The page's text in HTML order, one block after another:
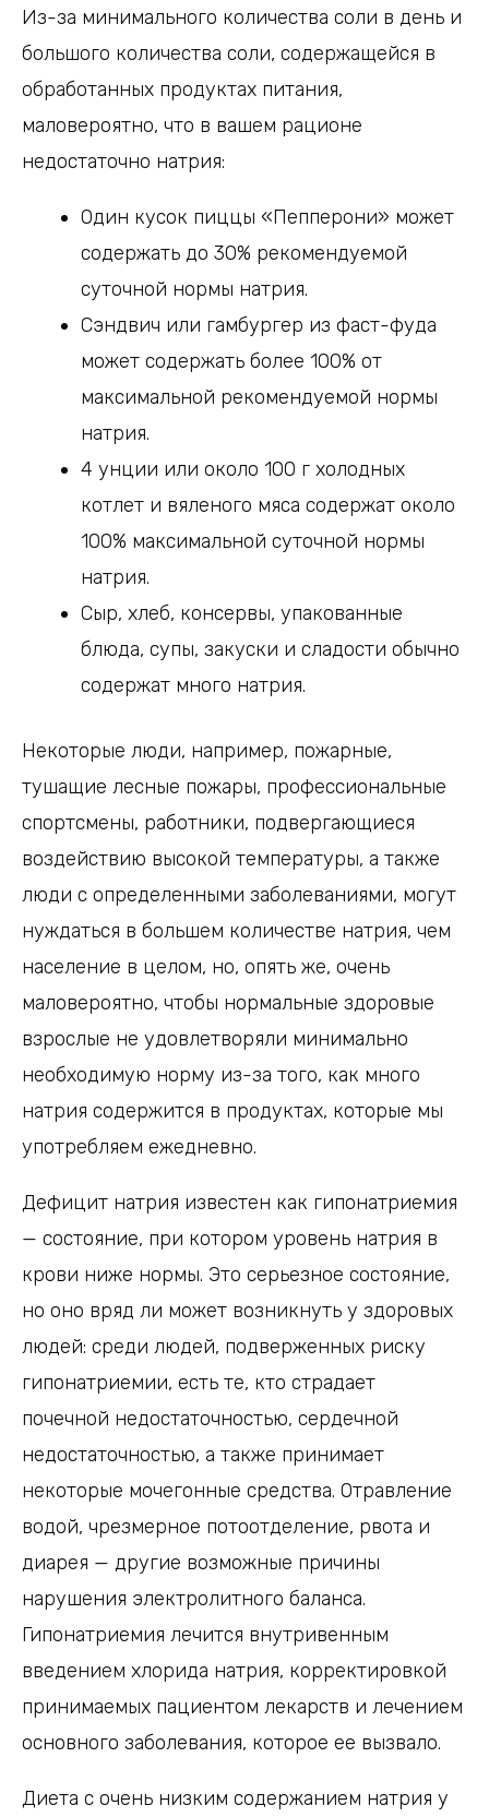
Из-за минимального количества соли в день и
большого количества соли, содержащейся в
обработанных продуктах питания,
маловероятно, что в вашем рационе
недостаточно натрия:
Один кусок пиццы «Пепперони» может
содержать до 30% рекомендуемой
суточной нормы натрия.
Сэндвич или гамбургер из фаст-фуда
может содержать более 100% от
максимальной рекомендуемой нормы
натрия.
4 унции или около 100 г холодных
котлет и вяленого мяса содержат около
100% максимальной суточной нормы
натрия.
Сыр, хлеб, консервы, упакованные
блюда, супы, закуски и сладости обычно
содержат много натрия.
Некоторые люди, например, пожарные,
тушащие лесные пожары, профессиональные
спортсмены, работники, подвергающиеся
воздействию высокой температуры, а также
люди с определенными заболеваниями, могут
нуждаться в большем количестве натрия, чем
население в целом, но, опять же, очень
маловероятно, чтобы нормальные здоровые
взрослые не удовлетворяли минимально
необходимую норму из-за того, как много
натрия содержится в продуктах, которые мы
употребляем ежедневно.
Дефицит натрия известен как гипонатриемия
— состояние, при котором уровень натрия в
крови ниже нормы. Это серьезное состояние,
но оно вряд ли может возникнуть у здоровых
людей: среди людей, подверженных риску
гипонатриемии, есть те, кто страдает
почечной недостаточностью, сердечной
недостаточностью, а также принимает
некоторые мочегонные средства. Отравление
водой, чрезмерное потоотделение, рвота и
диарея — другие возможные причины
нарушения электролитного баланса.
Гипонатриемия лечится внутривенным
введением хлорида натрия, корректировкой
принимаемых пациентом лекарств и лечением
основного заболевания, которое ее вызвало.
Диета с очень низким содержанием натрия у